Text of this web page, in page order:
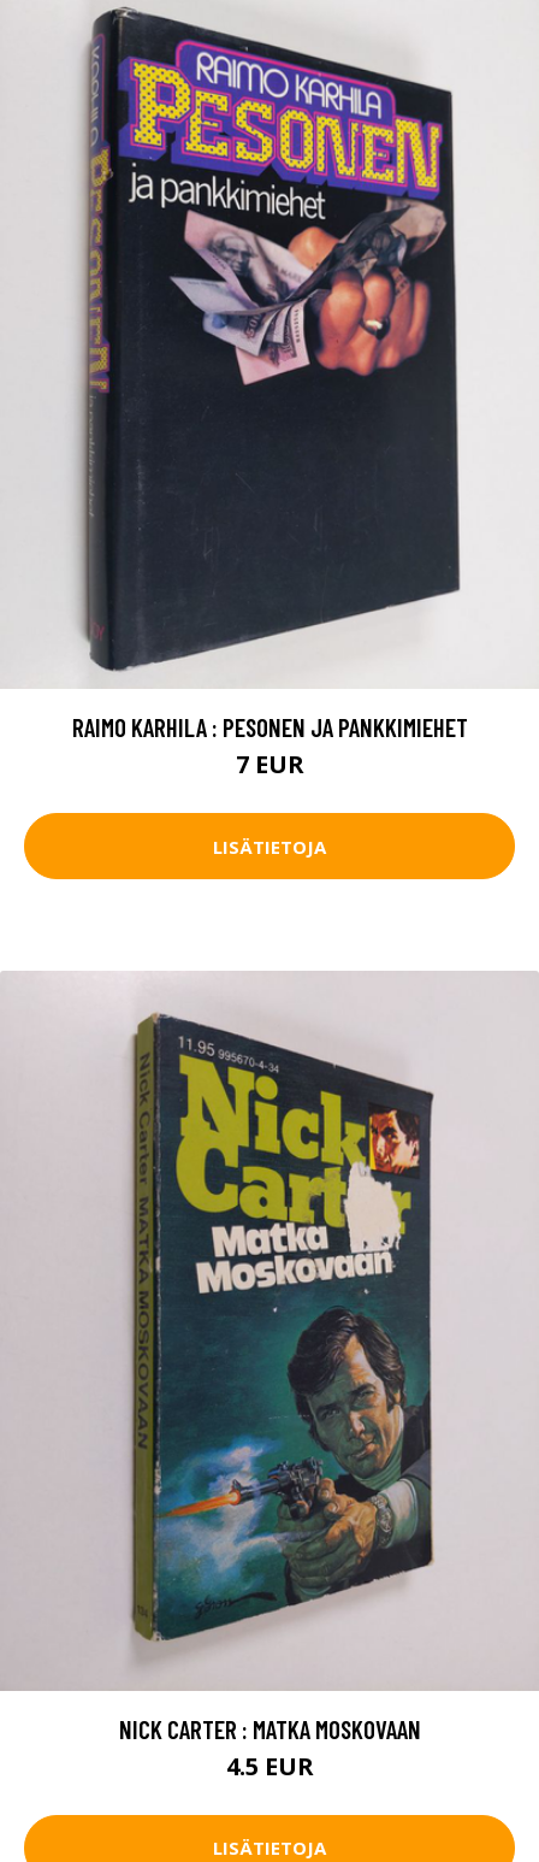
RAIMO KARHILA : PESONEN JA PANKKIMIEHET
7 EUR
LISÄTIETOJA
NICK CARTER : MATKA MOSKOVAAN
4.5 EUR
LISÄTIETOJA